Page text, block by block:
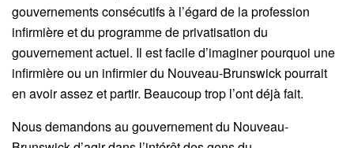
gouvernements consécutifs à l’égard de la profession
infirmière et du programme de privatisation du
gouvernement actuel. Il est facile d’imaginer pourquoi une
infirmière ou un infirmier du Nouveau-Brunswick pourrait
en avoir assez et partir. Beaucoup trop l’ont déjà fait.
Nous demandons au gouvernement du Nouveau-